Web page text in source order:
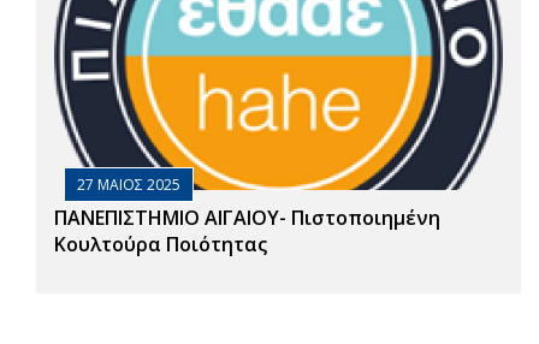
27 ΜΑΙΟΣ 2025
ΠΑΝΕΠΙΣΤΗΜΙΟ ΑΙΓΑΙΟΥ- Πιστοποιημένη
Κουλτούρα Ποιότητας